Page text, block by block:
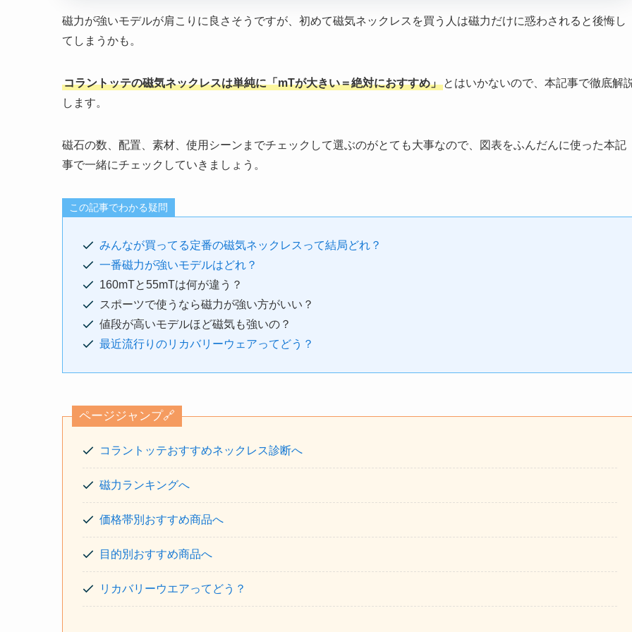
磁力が強いモデルが肩こりに良さそうですが、初めて磁気ネックレスを買う人は磁力だけに惑わされると後悔し
てしまうかも。
コラントッテの磁気ネックレスは単純に「mTが大きい＝絶対におすすめ」 とはいかないので、本記事で徹底解
します。
磁石の数、配置、素材、使用シーンまでチェックして選ぶのがとても大事なので、図表をふんだんに使った本記
事で一緒にチェックしていきましょう。
この記事でわかる疑問
みんなが買ってる定番の磁気ネックレスって結局どれ？
一番磁力が強いモデルはどれ？
160mTと55mTは何が違う？
スポーツで使うなら磁力が強い方がいい？
値段が高いモデルほど磁気も強いの？
最近流行りのリカバリーウェアってどう？
ページジャンプ🔗
コラントッテおすすめネックレス診断へ
磁力ランキングへ
価格帯別おすすめ商品へ
目的別おすすめ商品へ
リカバリーウエアってどう？